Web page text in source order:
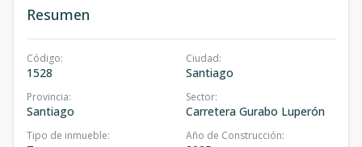
Resumen
Código:
1528
Ciudad:
Santiago
Provincia:
Santiago
Sector:
Carretera Gurabo Luperón
Tipo de inmueble: Año de Construcción: